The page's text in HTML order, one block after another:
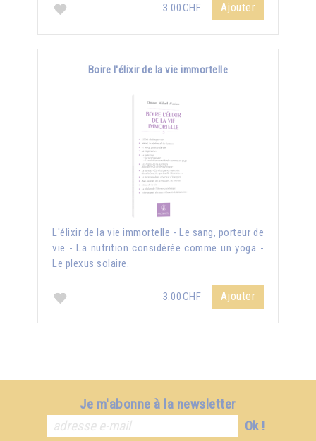
3.00CHF Ajouter
Boire l'élixir de la vie immortelle
L'élixir de la vie immortelle - Le sang, porteur de
vie - La nutrition considérée comme un yoga -
Le plexus solaire.
3.00CHF Ajouter
Je m'abonne à la newsletter
Ok !